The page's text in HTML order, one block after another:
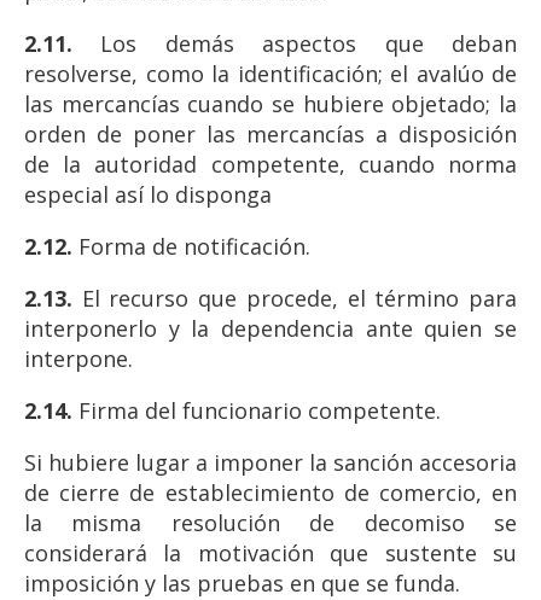
2.11. Los demás aspectos que deban
resolverse, como la identificación; el avalúo de
las mercancías cuando se hubiere objetado; la
orden de poner las mercancías a disposición
de la autoridad competente, cuando norma
especial así lo disponga
2.12. Forma de notificación.
2.13. El recurso que procede, el término para
interponerlo y la dependencia ante quien se
interpone.
2.14. Firma del funcionario competente.
Si hubiere lugar a imponer la sanción accesoria
de cierre de establecimiento de comercio, en
la misma resolución de decomiso se
considerará la motivación que sustente su
imposición y las pruebas en que se funda.